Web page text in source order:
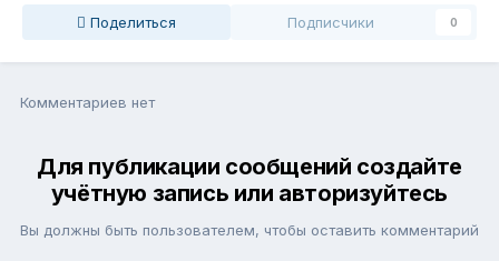
Поделиться Подписчики 0
Комментариев нет
Для публикации сообщений создайте
учётную запись или авторизуйтесь
Вы должны быть пользователем, чтобы оставить комментарий